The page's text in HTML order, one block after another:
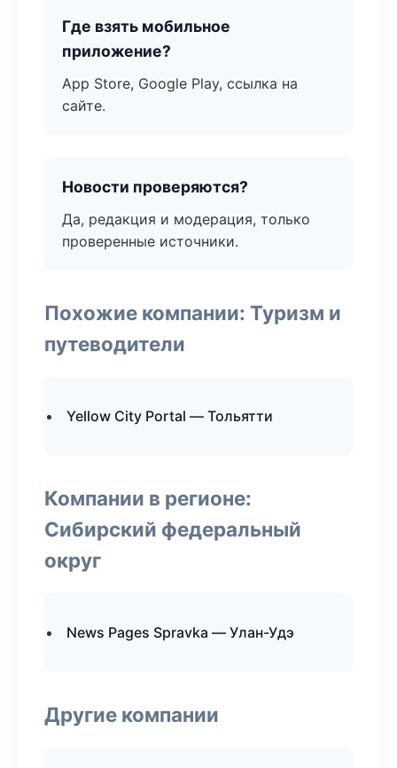
Где взять мобильное
приложение?
App Store, Google Play, ссылка на
сайте.
Новости проверяются?
Да, редакция и модерация, только
проверенные источники.
Похожие компании: Туризм и
путеводители
Yellow City Portal — Тольятти
Компании в регионе:
Сибирский федеральный
округ
News Pages Spravka — Улан-Удэ
Другие компании